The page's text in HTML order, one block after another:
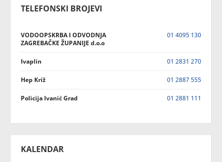
TELEFONSKI BROJEVI
VODOOPSKRBA I ODVODNJA
ZAGREBAČKE ŽUPANIJE d.o.o
01 4095 130
Ivaplin 01 2831 270
Hep Križ 01 2887 555
Policija Ivanić Grad 01 2881 111
KALENDAR